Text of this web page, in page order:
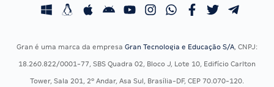
Concursos Fiscais
Calendário OAB
Gran é uma marca da empresa Gran Tecnologia e Educação S/A, CNPJ:
18.260.822/0001-77, SBS Quadra 02, Bloco J, Lote 10, Edifício Carlton
Tower, Sala 201, 2º Andar, Asa Sul, Brasília-DF, CEP 70.070-120.